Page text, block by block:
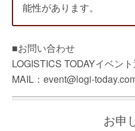
能性があります。
■お問い合わせ
LOGISTICS TODAYイベン
MAIL：event@logi-
お申